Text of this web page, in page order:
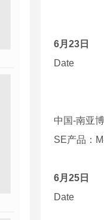
6月 23 日
Date
中国-南亚
SE产品：
6月 25 日
Date